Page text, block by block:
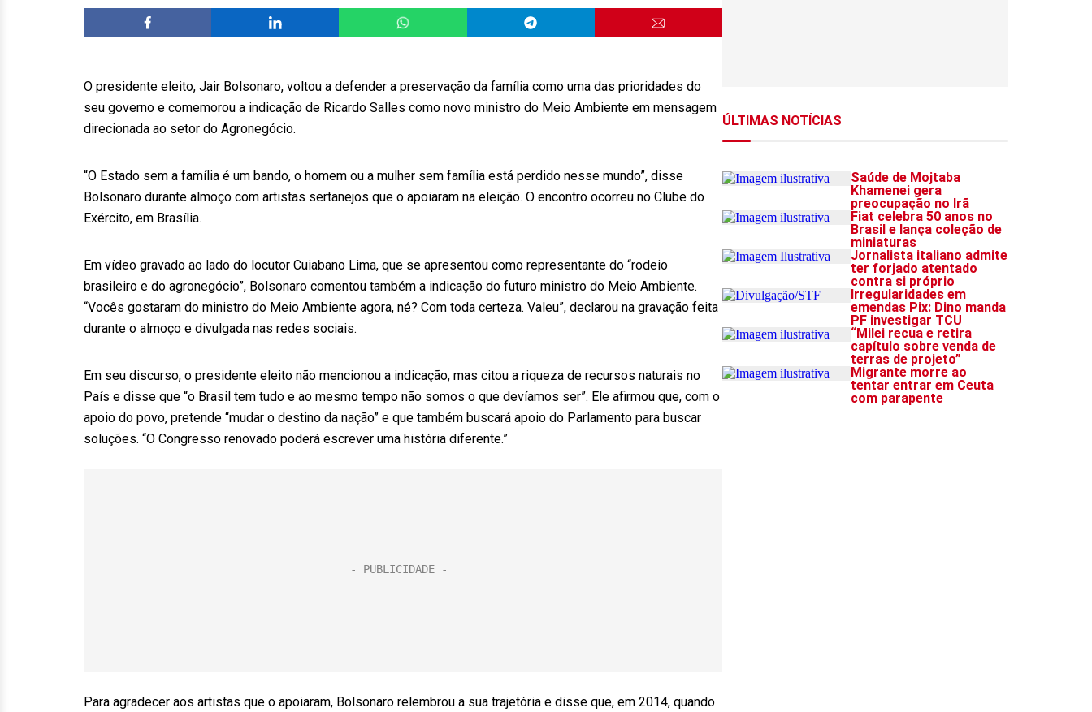
O presidente eleito, Jair Bolsonaro, voltou a defender a preservação da família como uma das prioridades do
seu governo e comemorou a indicação de Ricardo Salles como novo ministro do Meio Ambiente em mensagem
direcionada ao setor do Agronegócio.
“O Estado sem a família é um bando, o homem ou a mulher sem família está perdido nesse mundo”, disse
Bolsonaro durante almoço com artistas sertanejos que o apoiaram na eleição. O encontro ocorreu no Clube do
Exército, em Brasília.
Em vídeo gravado ao lado do locutor Cuiabano Lima, que se apresentou como representante do “rodeio
brasileiro e do agronegócio”, Bolsonaro comentou também a indicação do futuro ministro do Meio Ambiente.
“Vocês gostaram do ministro do Meio Ambiente agora, né? Com toda certeza. Valeu”, declarou na gravação feita
durante o almoço e divulgada nas redes sociais.
Em seu discurso, o presidente eleito não mencionou a indicação, mas citou a riqueza de recursos naturais no
País e disse que “o Brasil tem tudo e ao mesmo tempo não somos o que devíamos ser”. Ele afirmou que, com o
apoio do povo, pretende “mudar o destino da nação” e que também buscará apoio do Parlamento para buscar
soluções. “O Congresso renovado poderá escrever uma história diferente.”
Para agradecer aos artistas que o apoiaram, Bolsonaro relembrou a sua trajetória e disse que, em 2014, quando